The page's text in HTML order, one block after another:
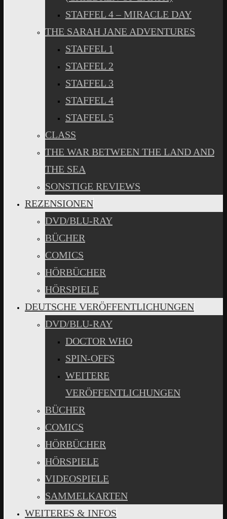
STAFFEL 4 – MIRACLE DAY
THE SARAH JANE ADVENTURES
STAFFEL 1
STAFFEL 2
STAFFEL 3
STAFFEL 4
STAFFEL 5
CLASS
THE WAR BETWEEN THE LAND AND
THE SEA
SONSTIGE REVIEWS
REZENSIONEN
DVD/BLU-RAY
BÜCHER
COMICS
HÖRBÜCHER
HÖRSPIELE
DEUTSCHE VERÖFFENTLICHUNGEN
DVD/BLU-RAY
DOCTOR WHO
SPIN-OFFS
WEITERE
VERÖFFENTLICHUNGEN
BÜCHER
COMICS
HÖRBÜCHER
HÖRSPIELE
VIDEOSPIELE
SAMMELKARTEN
WEITERES & INFOS